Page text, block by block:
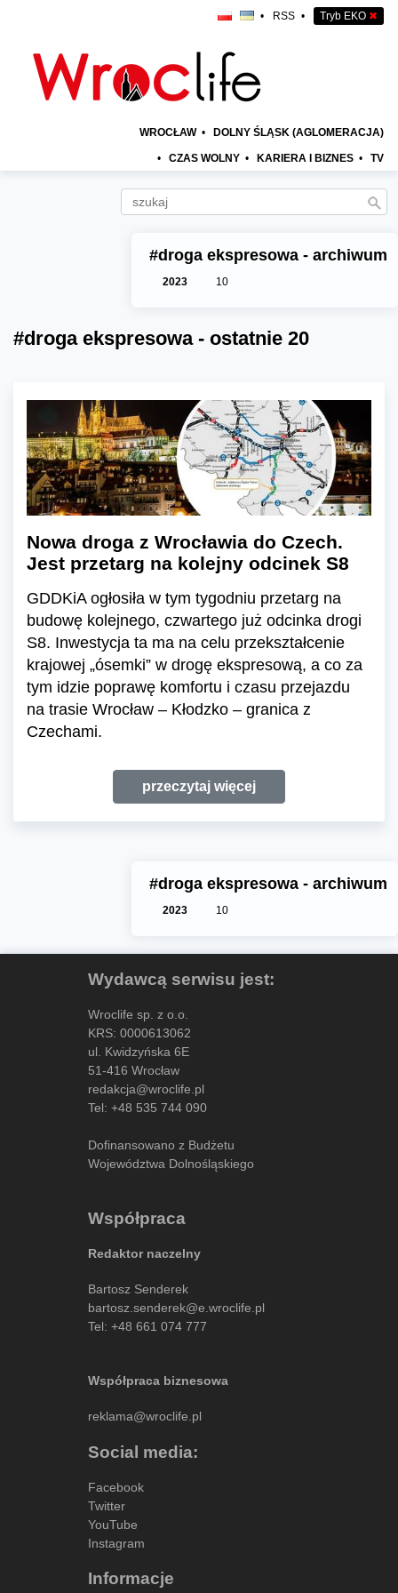
• RSS • Tryb EKO ✖
WROCŁAW • DOLNY ŚLĄSK (AGLOMERACJA)
• CZAS WOLNY • KARIERA I BIZNES • TV
#droga ekspresowa - archiwum
2023 10
#droga ekspresowa - ostatnie 20
Nowa droga z Wrocławia do Czech.
Jest przetarg na kolejny odcinek S8
GDDKiA ogłosiła w tym tygodniu przetarg na
budowę kolejnego, czwartego już odcinka drogi
S8. Inwestycja ta ma na celu przekształcenie
krajowej „ósemki” w drogę ekspresową, a co za
tym idzie poprawę komfortu i czasu przejazdu
na trasie Wrocław – Kłodzko – granica z
Czechami.
przeczytaj więcej
#droga ekspresowa - archiwum
2023 10
Wydawcą serwisu jest:
Wroclife sp. z o.o.
KRS: 0000613062
ul. Kwidzyńska 6E
51-416 Wrocław
redakcja@wroclife.pl
Tel: +48 535 744 090
Dofinansowano z Budżetu
Województwa Dolnośląskiego
Współpraca
Redaktor naczelny
Bartosz Senderek
bartosz.senderek@e.wroclife.pl
Tel: +48 661 074 777
Współpraca biznesowa
reklama@wroclife.pl
Social media:
Facebook
Twitter
YouTube
Instagram
Informacje